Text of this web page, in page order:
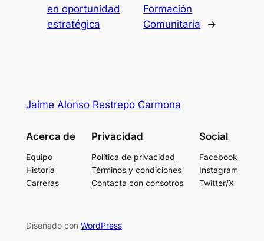
en oportunidad
estratégica
Formación
Comunitaria
→
Jaime Alonso Restrepo Carmona
Acerca de
Equipo
Historia
Carreras
Privacidad
Política de privacidad
Términos y condiciones
Contacta con consotros
Social
Facebook
Instagram
Twitter/X
Diseñado con WordPress